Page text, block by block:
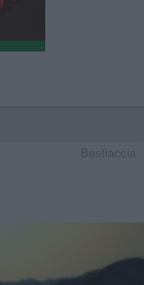
Bestiaccia